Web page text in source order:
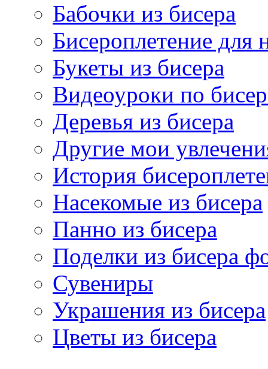
Бабочки из бисера
Бисероплетение
Букеты из бисера
Видеоуроки по
Деревья из бисера
Другие мои
История
Насекомые из бисера
Панно из бисера
Поделки из бисера
Сувениры
Украшения из бисера
Цветы из бисера